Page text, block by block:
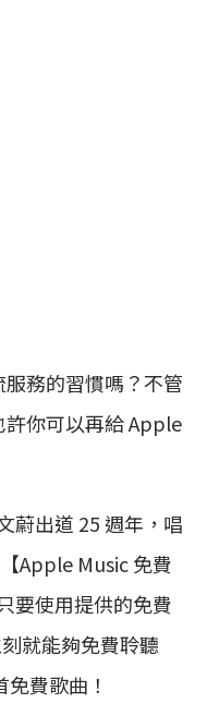
務的習慣嗎？不管
你可以再給 Apple
蔚出道 25 週年，唱
Apple Music 免費
要使用提供的免費
就能夠免費聆聽
費歌曲！